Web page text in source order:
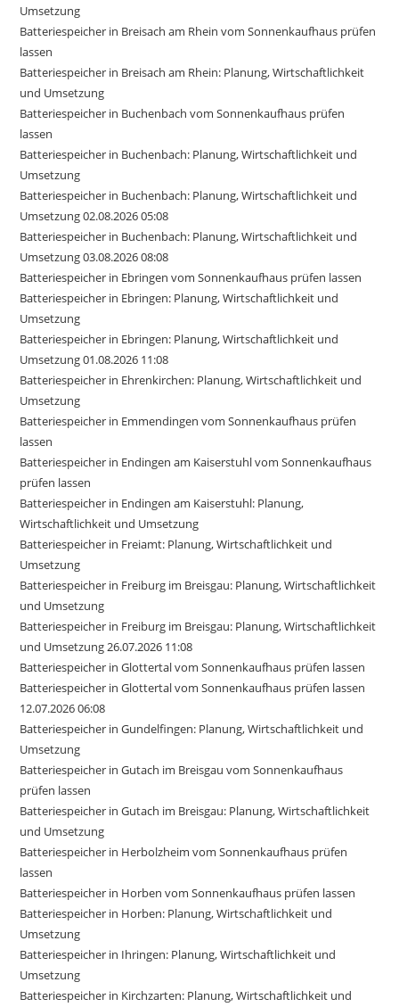
Umsetzung
Batteriespeicher in Breisach am Rhein vom Sonnenkaufhaus prüfen
lassen
Batteriespeicher in Breisach am Rhein: Planung, Wirtschaftlichkeit
und Umsetzung
Batteriespeicher in Buchenbach vom Sonnenkaufhaus prüfen
lassen
Batteriespeicher in Buchenbach: Planung, Wirtschaftlichkeit und
Umsetzung
Batteriespeicher in Buchenbach: Planung, Wirtschaftlichkeit und
Umsetzung 02.08.2026 05:08
Batteriespeicher in Buchenbach: Planung, Wirtschaftlichkeit und
Umsetzung 03.08.2026 08:08
Batteriespeicher in Ebringen vom Sonnenkaufhaus prüfen lassen
Batteriespeicher in Ebringen: Planung, Wirtschaftlichkeit und
Umsetzung
Batteriespeicher in Ebringen: Planung, Wirtschaftlichkeit und
Umsetzung 01.08.2026 11:08
Batteriespeicher in Ehrenkirchen: Planung, Wirtschaftlichkeit und
Umsetzung
Batteriespeicher in Emmendingen vom Sonnenkaufhaus prüfen
lassen
Batteriespeicher in Endingen am Kaiserstuhl vom Sonnenkaufhaus
prüfen lassen
Batteriespeicher in Endingen am Kaiserstuhl: Planung,
Wirtschaftlichkeit und Umsetzung
Batteriespeicher in Freiamt: Planung, Wirtschaftlichkeit und
Umsetzung
Batteriespeicher in Freiburg im Breisgau: Planung, Wirtschaftlichkeit
und Umsetzung
Batteriespeicher in Freiburg im Breisgau: Planung, Wirtschaftlichkeit
und Umsetzung 26.07.2026 11:08
Batteriespeicher in Glottertal vom Sonnenkaufhaus prüfen lassen
Batteriespeicher in Glottertal vom Sonnenkaufhaus prüfen lassen
12.07.2026 06:08
Batteriespeicher in Gundelfingen: Planung, Wirtschaftlichkeit und
Umsetzung
Batteriespeicher in Gutach im Breisgau vom Sonnenkaufhaus
prüfen lassen
Batteriespeicher in Gutach im Breisgau: Planung, Wirtschaftlichkeit
und Umsetzung
Batteriespeicher in Herbolzheim vom Sonnenkaufhaus prüfen
lassen
Batteriespeicher in Horben vom Sonnenkaufhaus prüfen lassen
Batteriespeicher in Horben: Planung, Wirtschaftlichkeit und
Umsetzung
Batteriespeicher in Ihringen: Planung, Wirtschaftlichkeit und
Umsetzung
Batteriespeicher in Kirchzarten: Planung, Wirtschaftlichkeit und